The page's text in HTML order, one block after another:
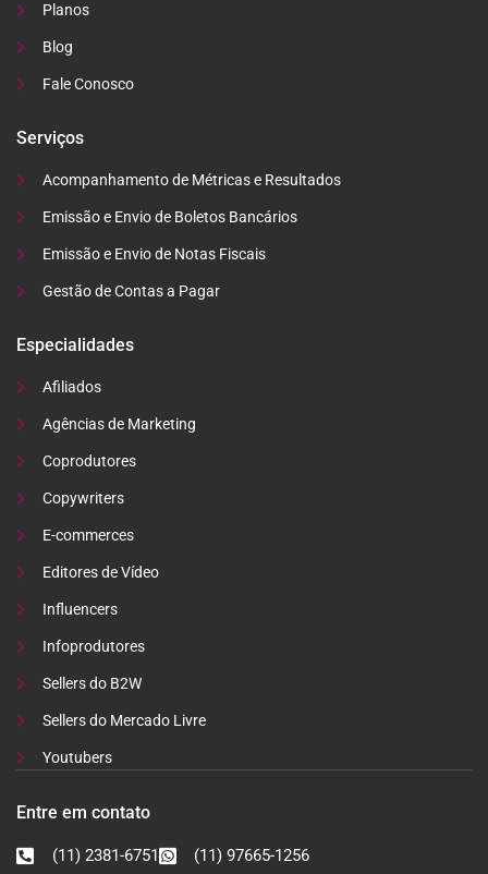
Planos
Blog
Fale Conosco
Serviços
Acompanhamento de Métricas e Resultados
Emissão e Envio de Boletos Bancários
Emissão e Envio de Notas Fiscais
Gestão de Contas a Pagar
Especialidades
Afiliados
Agências de Marketing
Coprodutores
Copywriters
E-commerces
Editores de Vídeo
Influencers
Infoprodutores
Sellers do B2W
Sellers do Mercado Livre
Youtubers
Entre em contato
(11) 2381-6751 (11) 97665-1256